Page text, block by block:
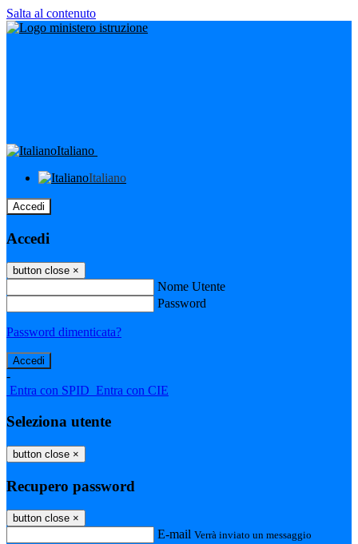
Salta al contenuto
Italiano
Italiano
Accedi
Accedi
button close ×
Nome Utente
Password
Password dimenticata?
-
Entra con SPID Entra con CIE
Seleziona utente
button close ×
Recupero password
button close ×
E-mail Verrà inviato un messaggio